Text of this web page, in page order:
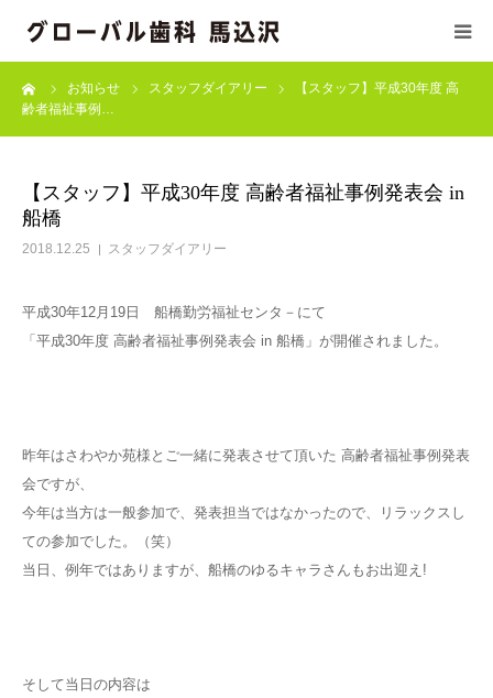
お知らせ スタッフダイアリー
【スタッフ】平成30年度 高
齢者福祉事例…
【スタッフ】平成30年度 高齢者福祉事例発表会 in
船橋
2018.12.25 スタッフダイアリー
平成30年12月19日 船橋勤労福祉センタ－にて
「平成30年度 高齢者福祉事例発表会 in 船橋」が開催されました。
昨年はさわやか苑様とご一緒に発表させて頂いた 高齢者福祉事例発表
会ですが、
今年は当方は一般参加で、発表担当ではなかったので、リラックスし
ての参加でした。（笑）
当日、例年ではありますが、船橋のゆるキャラさんもお出迎え!
そして当日の内容は
初めての方へ
ドクター/スタッフ紹介